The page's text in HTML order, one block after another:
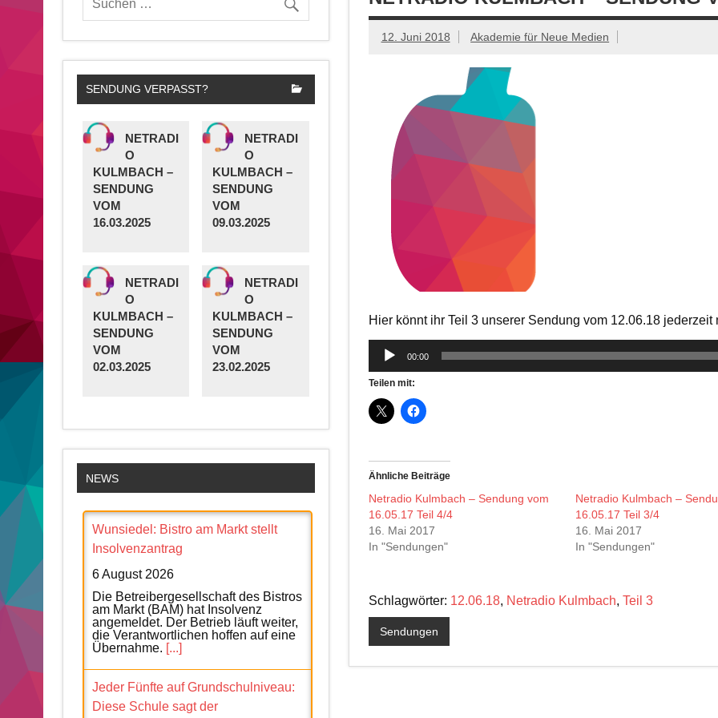
12. Juni 2018 Akademie für Neue Medien
Hier könnt ihr Teil 3 unserer Sendung vom 12.06.18 jederzeit
Audio-
Player
00:00
Teilen mit:
Ähnliche Beiträge
Netradio Kulmbach – Sendung vom
16.05.17 Teil 4/4
16. Mai 2017
In "Sendungen"
Netradio Kulmbach –
16.05.17 Teil 3/4
16. Mai 2017
In "Sendungen"
Schlagwörter: 12.06.18, Netradio Kulmbach, Teil 3
Sendungen
SENDUNG VERPASST?
NETRADI
O
KULMBACH –
SENDUNG
VOM
16.03.2025
NETRADI
O
KULMBACH –
SENDUNG
VOM
09.03.2025
NETRADI
O
KULMBACH –
SENDUNG
VOM
02.03.2025
NETRADI
O
KULMBACH –
SENDUNG
VOM
23.02.2025
NEWS
Wunsiedel: Bistro am Markt stellt
Insolvenzantrag
6 August 2026
Die Betreibergesellschaft des Bistros
am Markt (BAM) hat Insolvenz
angemeldet. Der Betrieb läuft weiter,
die Verantwortlichen hoffen auf eine
Übernahme. [...]
Jeder Fünfte auf Grundschulniveau:
Diese Schule sagt der